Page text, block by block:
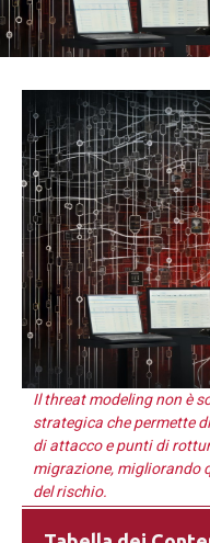
Il threat modeling non è
strategica che permette
di attacco e punti di
migrazione, migliorando
del rischio.